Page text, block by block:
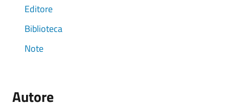
Editore
Biblioteca
Note
Autore